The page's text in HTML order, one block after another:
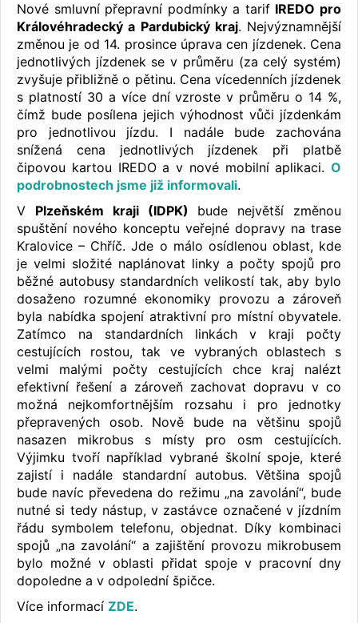
Nové smluvní přepravní podmínky a tarif IREDO pro
Královéhradecký a Pardubický kraj. Nejvýznamnější
změnou je od 14. prosince úprava cen jízdenek. Cena
jednotlivých jízdenek se v průměru (za celý systém)
zvyšuje přibližně o pětinu. Cena vícedenních jízdenek
s platností 30 a více dní vzroste v průměru o 14 %,
čímž bude posílena jejich výhodnost vůči jízdenkám
pro jednotlivou jízdu. I nadále bude zachována
snížená cena jednotlivých jízdenek při platbě
čipovou kartou IREDO a v nové mobilní aplikaci. O
podrobnostech jsme již informovali.
V Plzeňském kraji (IDPK) bude největší změnou
spuštění nového konceptu veřejné dopravy na trase
Kralovice – Chříč. Jde o málo osídlenou oblast, kde
je velmi složité naplánovat linky a počty spojů pro
běžné autobusy standardních velikostí tak, aby bylo
dosaženo rozumné ekonomiky provozu a zároveň
byla nabídka spojení atraktivní pro místní obyvatele.
Zatímco na standardních linkách v kraji počty
cestujících rostou, tak ve vybraných oblastech s
velmi malými počty cestujících chce kraj nalézt
efektivní řešení a zároveň zachovat dopravu v co
možná nejkomfortnějším rozsahu i pro jednotky
přepravených osob. Nově bude na většinu spojů
nasazen mikrobus s místy pro osm cestujících.
Výjimku tvoří například vybrané školní spoje, které
zajistí i nadále standardní autobus. Většina spojů
bude navíc převedena do režimu „na zavolání“, bude
nutné si tedy nástup, v zastávce označené v jízdním
řádu symbolem telefonu, objednat. Díky kombinaci
spojů „na zavolání“ a zajištění provozu mikrobusem
bylo možné v oblasti přidat spoje v pracovní dny
dopoledne a v odpolední špičce.
Více informací ZDE.